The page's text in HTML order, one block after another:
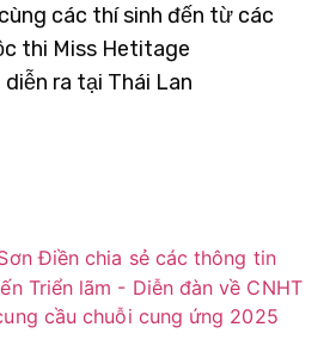
các thí sinh đến từ các
thi Miss Hetitage
ra tại Thái Lan